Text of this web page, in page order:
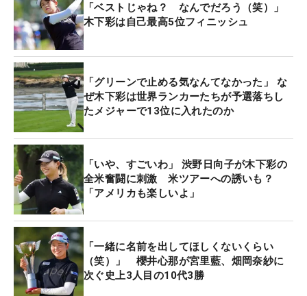
強風といえば、13位で終えた海外メジャー「全米女
子オープン」が思い出される。名門のペブルビーチ
GLが舞台で、海から吹き付ける重い風に世界トップ
ランカーたちも手を焼いたが、木下は右肩上がりに
順位を上げ、初メジャーながら日本勢3番手の成績
を残した。「きょうより風がもっと吹いていたか
な…。あんまり覚えていない（笑）。あっちは強す
ぎて“ぶわー”って素直だった」。そんな出来事も思
い出しながら、北の大地でも残り36ホールの攻略を
図る。
先週は「ニトリレディス」で4日間を戦うと、すぐ
兵庫県に飛び、「日本女子オープン」最終予選会に
出場。上位で本戦出場権を獲得し、再び北海道に戻
ってきた。水曜日にコースに来たが、「先週は暑く
て、予選会で疲れて…」と練習ラウンドは行わず。
「ベストじゃね？ なんでだろう（笑）」
木下彩は自己最高5位フィニッシュ
「グリーンで止める気なんてなかった」 な
ぜ木下彩は世界ランカーたちが予選落ちし
たメジャーで13位に入れたのか
「いや、すごいわ」 渋野日向子が木下彩の
全米奮闘に刺激 米ツアーへの誘いも？
「アメリカも楽しいよ」
「一緒に名前を出してほしくないくらい
（笑）」 櫻井心那が宮里藍、畑岡奈紗に
次ぐ史上3人目の10代3勝